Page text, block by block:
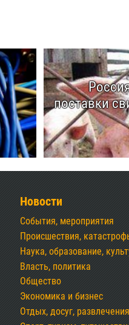
поставки
Новости
События, мероприятия
Происшествия,
Наука, образование,
Власть, политика
Общество
Экономика и бизнес
Отдых, досуг, развлечения